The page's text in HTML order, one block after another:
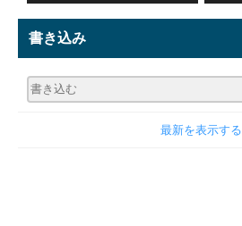
書き込み
最新を表示する